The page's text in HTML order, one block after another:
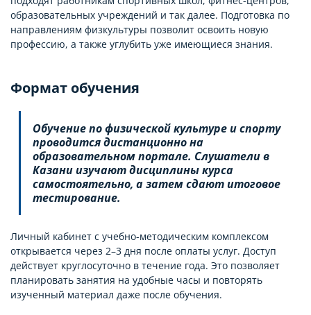
образовательных учреждений и так далее. Подготовка по
направлениям физкультуры позволит освоить новую
профессию, а также углубить уже имеющиеся знания.
Формат обучения
Обучение по физической культуре и спорту
проводится дистанционно на
образовательном портале. Слушатели в
Казани изучают дисциплины курса
самостоятельно, а затем сдают итоговое
тестирование.
Личный кабинет с учебно-методическим комплексом
открывается через 2–3 дня после оплаты услуг. Доступ
действует круглосуточно в течение года. Это позволяет
планировать занятия на удобные часы и повторять
изученный материал даже после обучения.